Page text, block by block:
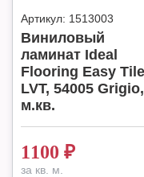
Артикул: 1513003
Виниловый
ламинат Ideal
Flooring Easy Tile
LVT, 54005
м.кв.
1100 ₽
за кв. м.